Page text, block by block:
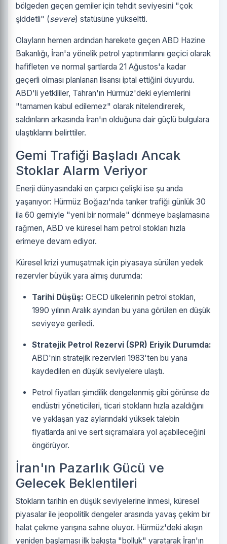
bölgeden geçen gemiler için tehdit seviyesini "çok
şiddetli" (severe) statüsüne yükseltti.
Olayların hemen ardından harekete geçen ABD Hazine
Bakanlığı, İran'a yönelik petrol yaptırımlarını geçici olarak
hafifleten ve normal şartlarda 21 Ağustos'a kadar
geçerli olması planlanan lisansı iptal ettiğini duyurdu.
ABD'li yetkililer, Tahran'ın Hürmüz'deki eylemlerini
"tamamen kabul edilemez" olarak nitelendirerek,
saldırıların arkasında İran'ın olduğuna dair güçlü bulgulara
ulaştıklarını belirttiler.
Gemi Trafiği Başladı Ancak
Stoklar Alarm Veriyor
Enerji dünyasındaki en çarpıcı çelişki ise şu anda
yaşanıyor: Hürmüz Boğazı'nda tanker trafiği günlük 30
ila 60 gemiyle "yeni bir normale" dönmeye başlamasına
rağmen, ABD ve küresel ham petrol stokları hızla
erimeye devam ediyor.
Küresel krizi yumuşatmak için piyasaya sürülen yedek
rezervler büyük yara almış durumda:
Tarihi Düşüş: OECD ülkelerinin petrol stokları,
1990 yılının Aralık ayından bu yana görülen en düşük
seviyeye geriledi.
Stratejik Petrol Rezervi (SPR) Eriyik Durumda:
ABD'nin stratejik rezervleri 1983'ten bu yana
kaydedilen en düşük seviyelere ulaştı.
Petrol fiyatları şimdilik dengelenmiş gibi görünse de
endüstri yöneticileri, ticari stokların hızla azaldığını
ve yaklaşan yaz aylarındaki yüksek talebin
fiyatlarda ani ve sert sıçramalara yol açabileceğini
öngörüyor.
İran'ın Pazarlık Gücü ve
Gelecek Beklentileri
Stokların tarihin en düşük seviyelerine inmesi, küresel
piyasalar ile jeopolitik dengeler arasında yavaş çekim bir
halat çekme yarışına sahne oluyor. Hürmüz'deki akışın
yeniden başlaması ilk bakışta "bolluk" yaratarak İran'ın